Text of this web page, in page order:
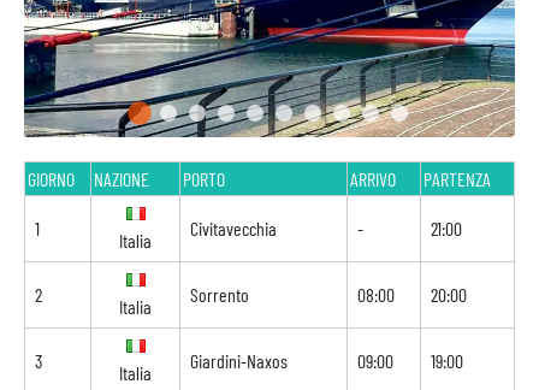
GIORNO NAZIONE PORTO ARRIVO PARTENZA
1
Italia
Civitavecchia - 21:00
2
Italia
Sorrento 08:00 20:00
3
Italia
Giardini-Naxos 09:00 19:00